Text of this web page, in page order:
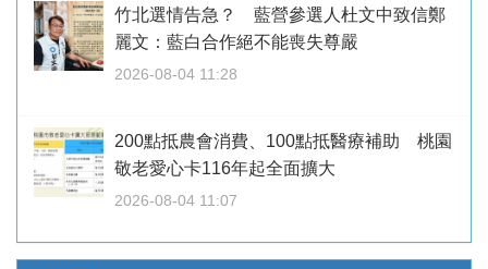
竹北選情告急？ 藍營參選人杜文中致信鄭
麗文：藍白合作絕不能喪失尊嚴
2026-08-04 11:28
200點抵農會消費、100點抵醫療補助 桃園
敬老愛心卡116年起全面擴大
2026-08-04 11:07